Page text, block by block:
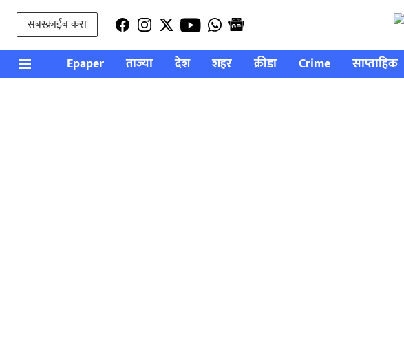
सबस्क्राईब करा
Epaper ताज्या देश शहर क्रीडा Crime साप्ताहिक